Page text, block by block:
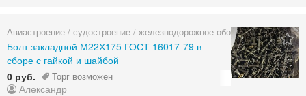
Авиастроение / судостроение / железнодорожное оборудование
Болт закладной М22Х175 ГОСТ 16017-79 в
сборе с гайкой и шайбой
0 руб.
Торг возможен
Александр